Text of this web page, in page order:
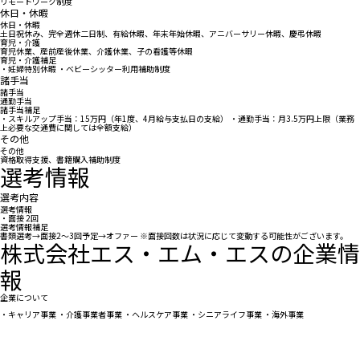
休日・休暇
休日・休暇
土日祝休み、完全週休二日制、有給休暇、年末年始休暇、アニバーサリー休暇、慶弔休暇
育児・介護
育児休業、産前産後休業、介護休業、子の看護等休暇
育児・介護補足
・妊婦特別休暇 ・ベビーシッター利用補助制度
諸手当
諸手当
通勤手当
諸手当補足
・スキルアップ手当：15万円（年1度、4月給与支払日の支給） ・通勤手当：月3.5万円上限（業務
上必要な交通費に関しては全額支給）
その他
その他
資格取得支援、書籍購入補助制度
選考情報
選考内容
選考情報
・面接 2回
選考情報補足
書類選考→面接2～3回予定→オファー ※面接回数は状況に応じて変動する可能性がございます。
株式会社エス・エム・エスの企業情
報
企業について
・キャリア事業 ・介護事業者事業 ・ヘルスケア事業 ・シニアライフ事業 ・海外事業